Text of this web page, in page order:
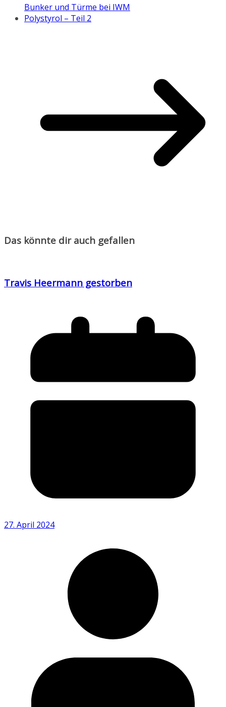
Bunker und Türme bei IWM
Polystyrol – Teil 2
Das könnte dir auch gefallen
Travis Heermann gestorben
27. April 2024